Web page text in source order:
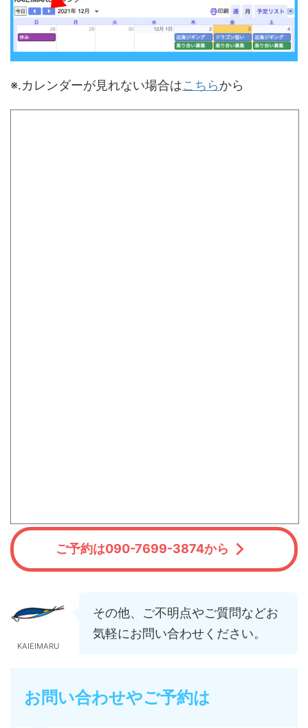
※.カレンダーが見れない場合はこちらから
ご予約は090-7699-3874から
KAIEIMARU
その他、ご不明点やご質問などお
気軽にお問い合わせください。
お問い合わせやご予約は